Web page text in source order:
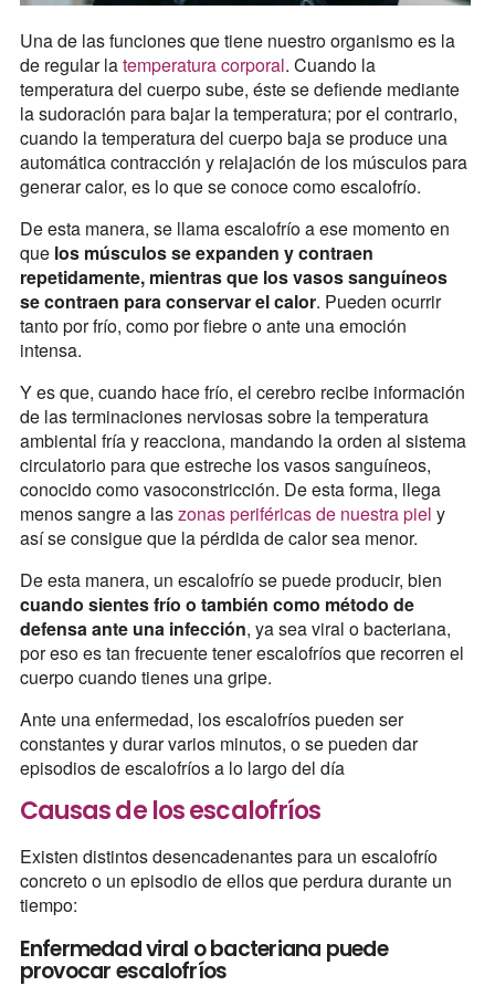
Una de las funciones que tiene nuestro organismo es la
de regular latemperatura corporal. Cuando la
temperatura del cuerpo sube, éste se defiende mediante
la sudoración para bajar la temperatura; por el contrario,
cuando la temperatura del cuerpo baja se produce una
automática contracción y relajación de los músculos para
generar calor, es lo que se conoce como escalofrío.
De esta manera, se llama escalofrío a ese momento en
que los músculos se expanden y contraen
repetidamente, mientras que los vasos sanguíneos
se contraen para conservar el calor. Pueden ocurrir
tanto por frío, como por fiebre o ante una emoción
intensa.
Y es que, cuando hace frío, el cerebro recibe información
de las terminaciones nerviosas sobre la temperatura
ambiental fría y reacciona, mandando la orden al sistema
circulatorio para que estreche los vasos sanguíneos,
conocido como vasoconstricción. De esta forma, llega
menos sangre a laszonas periféricas de nuestra piel y
así se consigue que la pérdida de calor sea menor.
De esta manera, un escalofrío se puede producir, bien
cuando sientes frío o también como método de
defensa ante una infección, ya sea viral o bacteriana,
por eso es tan frecuente tener escalofríos que recorren el
cuerpo cuando tienes una gripe.
Ante una enfermedad, los escalofríos pueden ser
constantes y durar varios minutos, o se pueden dar
episodios de escalofríos a lo largo del día
Causas de los escalofríos
Existen distintos desencadenantes para un escalofrío
concreto o un episodio de ellos que perdura durante un
tiempo:
Enfermedad viral o bacteriana puede
provocar escalofríos